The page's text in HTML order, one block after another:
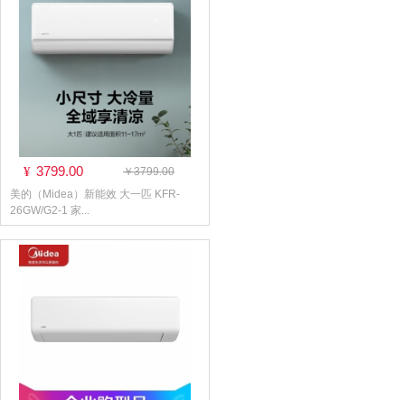
¥ 3799.00
￥3799.00
美的（Midea）新能效 大一匹 KFR-
26GW/G2-1 家...